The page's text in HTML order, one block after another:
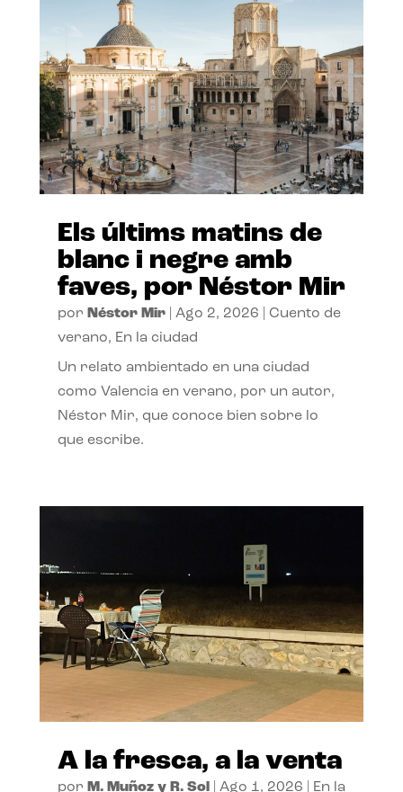
Els últims matins de
blanc i negre amb
faves, por Néstor Mir
por Néstor Mir| Ago 2, 2026
Cuento de
verano, En la ciudad
Un relato ambientado en una ciudad
como Valencia en verano, por un autor,
Néstor Mir, que conoce bien sobre lo
que escribe.
A la fresca, a la venta
por M. Muñoz y R. Sol| Ago 1, 2026
En la